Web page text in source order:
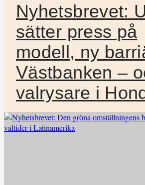
Nyhetsbrevet:
sätter press på
modell, ny
Västbanken –
valrysare i